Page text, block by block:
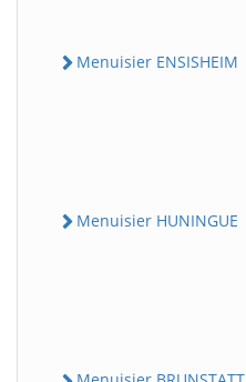
Menuisier ENSISHEIM
Menuisier HUNINGUE